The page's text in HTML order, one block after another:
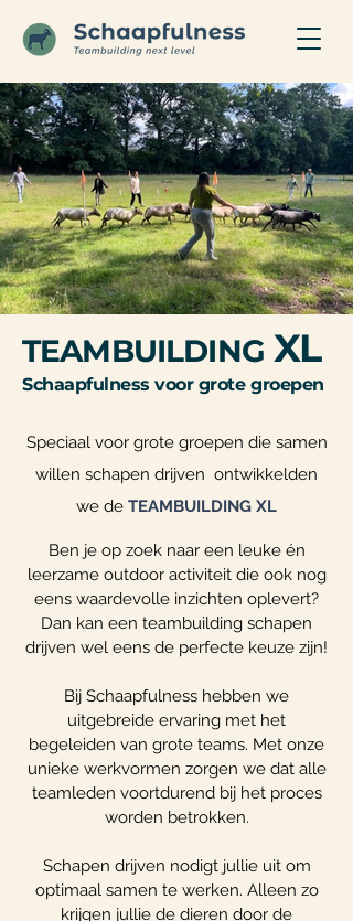
TEAMBUILDING XL
Schaapfulness voor grote groepen
Speciaal voor grote groepen die samen
willen schapen drijven ontwikkelden
we de TEAMBUILDING XL
Ben je op zoek naar een leuke én
leerzame outdoor activiteit die ook nog
eens waardevolle inzichten oplevert?
Dan kan een teambuilding schapen
drijven wel eens de perfecte keuze zijn!
Bij Schaapfulness hebben we
uitgebreide ervaring met het
begeleiden van grote teams. Met onze
unieke werkvormen zorgen we dat alle
teamleden voortdurend bij het proces
worden betrokken.
Schapen drijven nodigt jullie uit om
optimaal samen te werken. Alleen zo
krijgen jullie de dieren door de